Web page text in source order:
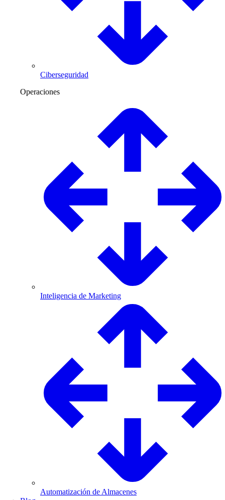
Ciberseguridad
Operaciones
Inteligencia de Marketing
Automatización de Almacenes